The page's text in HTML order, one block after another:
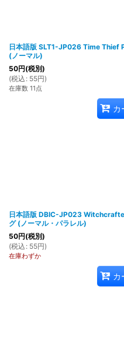
日本語版 SLT1-JP026 Time Thief
(ノーマル)
50円(税別)
(税込 : 55円)
在庫数 11点
カ
日本語版 DBIC-JP023
グ (ノーマル・パラレル)
50円(税別)
(税込 : 55円)
在庫わずか
カ